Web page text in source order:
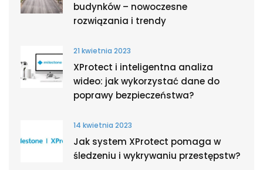
budynków – nowoczesne
rozwiązania i trendy
21 kwietnia 2023
XProtect i inteligentna analiza
wideo: jak wykorzystać dane do
poprawy bezpieczeństwa?
14 kwietnia 2023
Jak system XProtect pomaga w
śledzeniu i wykrywaniu przestępstw?